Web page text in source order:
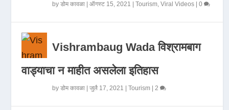
byडोम कावळा |ऑगस्ट 15, 2021 |Tourism,Viral Videos |0
Vishrambaug Wada विश्रामबाग
वाड्याचा न माहीत असलेला इतिहास
byडोम कावळा |जुलै 17, 2021 |Tourism |2